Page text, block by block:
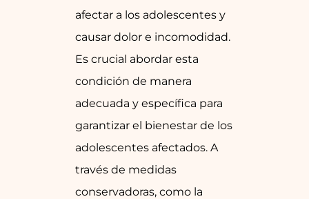
afectar a los adolescentes y
causar dolor e incomodidad.
Es crucial abordar esta
condición de manera
adecuada y específica para
garantizar el bienestar de los
adolescentes afectados. A
través de medidas
conservadoras, como la